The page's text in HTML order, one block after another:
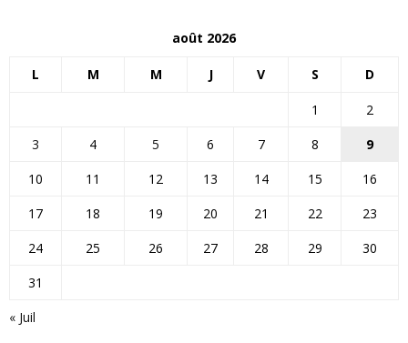
août 2026
L M M J V S D
« Juil
1
2
3
4 5 6 7 8
9
10
11 12 13 14 15
16
17
18 19 20 21 22
23
24
25 26 27 28 29
30
31